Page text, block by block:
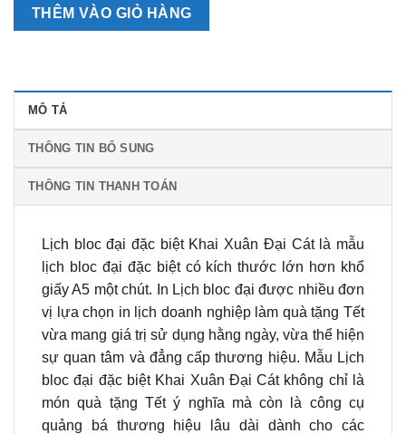
Khai
Xuân
số
lượng
THÊM VÀO GIỎ HÀNG
MÔ TẢ
THÔNG TIN BỔ SUNG
THÔNG TIN THANH TOÁN
Lịch bloc đại đặc biệt Khai Xuân Đại Cát là mẫu
lịch bloc đại đặc biệt có kích thước lớn hơn khổ
giấy A5 một chút. In Lịch bloc đại được nhiều đơn
vị lựa chọn in lịch doanh nghiệp làm quà tặng Tết
vừa mang giá trị sử dụng hằng ngày, vừa thể hiện
sự quan tâm và đẳng cấp thương hiệu. Mẫu Lịch
bloc đại đặc biệt Khai Xuân Đại Cát không chỉ là
món quà tặng Tết ý nghĩa mà còn là công cụ
quảng bá thương hiệu lâu dài dành cho các